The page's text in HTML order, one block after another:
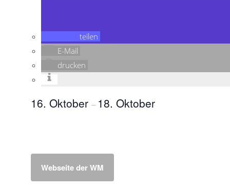
teilen
E-Mail
drucken
16. Oktober – 18. Oktober
Webseite der WM